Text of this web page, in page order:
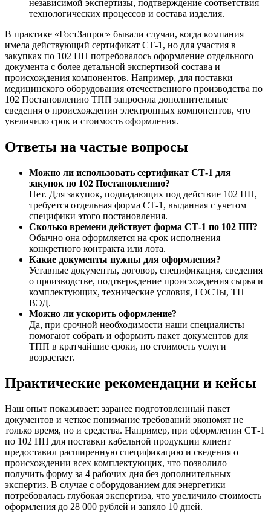
независимой экспертизы, подтверждение соответствия
технологических процессов и состава изделия.
В практике «ГостЗапрос» бывали случаи, когда компания
имела действующий сертификат СТ-1, но для участия в
закупках по 102 ПП потребовалось оформление отдельного
документа с более детальной экспертизой состава и
происхождения компонентов. Например, для поставки
медицинского оборудования отечественного производства по
102 Постановлению ТПП запросила дополнительные
сведения о происхождении электронных компонентов, что
увеличило срок и стоимость оформления.
Ответы на частые вопросы
Можно ли использовать сертификат СТ-1 для
закупок по 102 Постановлению?
Нет. Для закупок, подпадающих под действие 102 ПП,
требуется отдельная форма СТ-1, выданная с учетом
специфики этого постановления.
Сколько времени действует форма СТ-1 по 102 ПП?
Обычно она оформляется на срок исполнения
конкретного контракта или лота.
Какие документы нужны для оформления?
Уставные документы, договор, спецификация, сведения
о производстве, подтверждение происхождения сырья и
комплектующих, технические условия, ГОСТы, ТН
ВЭД.
Можно ли ускорить оформление?
Да, при срочной необходимости наши специалисты
помогают собрать и оформить пакет документов для
ТПП в кратчайшие сроки, но стоимость услуги
возрастает.
Практические рекомендации и кейсы
Наш опыт показывает: заранее подготовленный пакет
документов и четкое понимание требований экономят не
только время, но и средства. Например, при оформлении СТ-1
по 102 ПП для поставки кабельной продукции клиент
предоставил расширенную спецификацию и сведения о
происхождении всех комплектующих, что позволило
получить форму за 4 рабочих дня без дополнительных
экспертиз. В случае с оборудованием для энергетики
потребовалась глубокая экспертиза, что увеличило стоимость
оформления до 28 000 рублей и заняло 10 дней.